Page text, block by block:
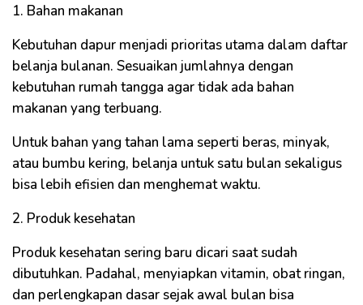
1. Bahan makanan
Kebutuhan dapur menjadi prioritas utama dalam daftar
belanja bulanan. Sesuaikan jumlahnya dengan
kebutuhan rumah tangga agar tidak ada bahan
makanan yang terbuang.
Untuk bahan yang tahan lama seperti beras, minyak,
atau bumbu kering, belanja untuk satu bulan sekaligus
bisa lebih efisien dan menghemat waktu.
2. Produk kesehatan
Produk kesehatan sering baru dicari saat sudah
dibutuhkan. Padahal, menyiapkan vitamin, obat ringan,
dan perlengkapan dasar sejak awal bulan bisa